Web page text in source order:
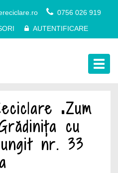
0756 026 919
AUTENTIFICARE
„Zum
cu
nr. 33